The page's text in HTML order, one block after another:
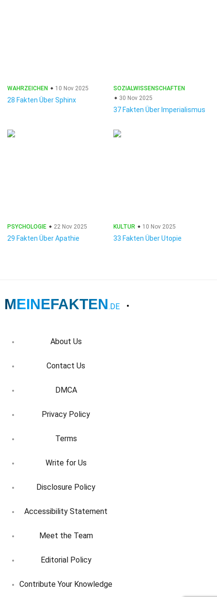
WAHRZEICHEN 10 Nov 2025
28 Fakten Über Sphinx
SOZIALWISSENSCHAFTEN
30 Nov 2025
37 Fakten Über Imperialismus
PSYCHOLOGIE 22 Nov 2025
29 Fakten Über Apathie
KULTUR 10 Nov 2025
33 Fakten Über Utopie
MEINEFAKTEN.DE
About Us
Contact Us
DMCA
Privacy Policy
Terms
Write for Us
Disclosure Policy
Accessibility Statement
Meet the Team
Editorial Policy
Contribute Your Knowledge